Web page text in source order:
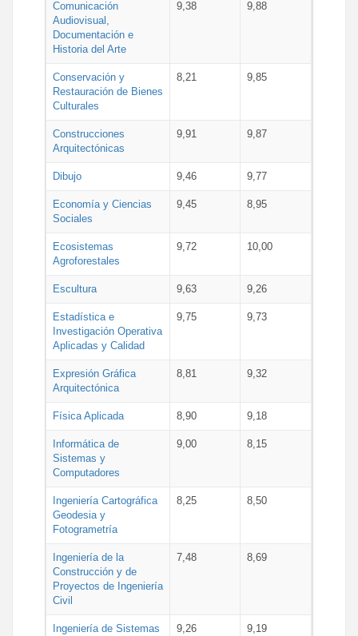
Comunicación
Audiovisual,
Documentación e
Historia del Arte
9,38 9,88
Conservación y
Restauración de Bienes
Culturales
8,21 9,85
Construcciones
Arquitectónicas
9,91 9,87
Dibujo 9,46 9,77
Economía y Ciencias
Sociales
9,45 8,95
Ecosistemas
Agroforestales
9,72 10,00
Escultura 9,63 9,26
Estadística e
Investigación Operativa
Aplicadas y Calidad
9,75 9,73
Expresión Gráfica
Arquitectónica
8,81 9,32
Física Aplicada 8,90 9,18
Informática de
Sistemas y
Computadores
9,00 8,15
Ingeniería Cartográfica
Geodesia y
Fotogrametría
8,25 8,50
Ingeniería de la
Construcción y de
Proyectos de Ingeniería
Civil
7,48 8,69
Ingeniería de Sistemas
9,26 9,19